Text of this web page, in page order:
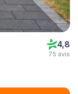
4,8
75 avis